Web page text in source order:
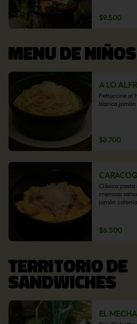
$9.500
MENU DE NIÑOS
A LO
Fettuccine al
blanca jamón
$8.700
Clásica pasta
cremosa
jamón
$6.500
TERRITORIO DE
SANDWICHES
EL